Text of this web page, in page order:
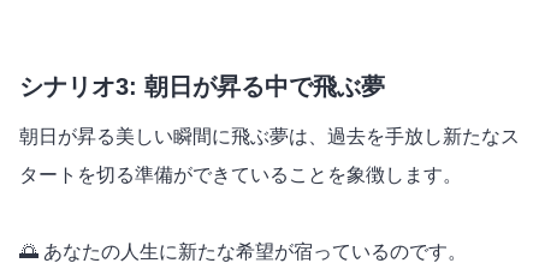
シナリオ3: 朝日が昇る中で飛ぶ夢
朝日が昇る美しい瞬間に飛ぶ夢は、過去を手放し新たなス
タートを切る準備ができていることを象徴します。
🌅 あなたの人生に新たな希望が宿っているのです。